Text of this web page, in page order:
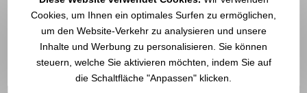
112,70 €exkl. MwSt. Ab102,37 €exkl. MwSt.
Cookies, um Ihnen ein optimales Surfen zu ermöglichen,
um den Website-Verkehr zu analysieren und unsere
Inhalte und Werbung zu personalisieren. Sie können
steuern, welche Sie aktivieren möchten, indem Sie auf
die Schaltfläche "Anpassen" klicken.